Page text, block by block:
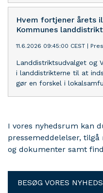
Hvem fortjener årets
Kommunes
11.6.2026 09:45:00 CEST |
Landdistriktsudvalget og
i landdistrikterne til at
gør en forskel i
I vores nyhedsrum kan
pressemeddelelser,
og dokumenter samt
BESØG VORES